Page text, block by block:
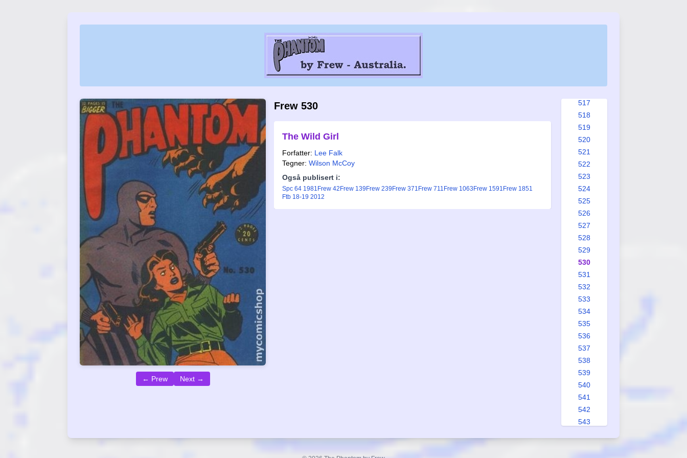
← Prew Next →
Frew 530
The Wild Girl
Forfatter: Lee Falk
Tegner: Wilson McCoy
Også publisert i:
Spc 64 1981 Frew 42 Frew 139 Frew 239 Frew 371 Frew 711 Frew 1063 Frew 1591 Frew 1851
Ftb 18-19 2012
517
518
519
520
521
522
523
524
525
526
527
528
529
530
531
532
533
534
535
536
537
538
539
540
541
542
543